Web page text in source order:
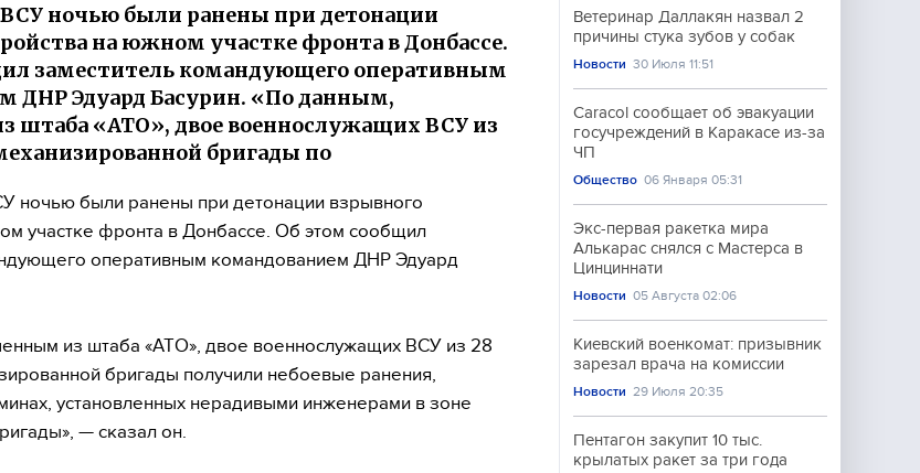
ВСУ ночью были ранены при детонации
на южном участке фронта в Донбассе.
заместитель командующего оперативным
ДНР Эдуард Басурин. «По данным,
штаба «АТО», двое военнослужащих ВСУ из
бригады по
ночью были ранены при детонации взрывного
участке фронта в Донбассе. Об этом сообщил
оперативным командованием ДНР Эдуард
из штаба «АТО», двое военнослужащих ВСУ из 28
бригады получили небоевые ранения,
установленных нерадивыми инженерами в зоне
— сказал он.
Ветеринар Даллакян назвал 2
причины стука зубов у собак
Новости 30 Июля 11:51
Caracol сообщает об эвакуации
госучреждений в Каракасе из-за
ЧП
Общество 06 Января 05:31
Экс-первая ракетка мира
Алькарас снялся с Мастерса в
Цинциннати
Новости 05 Августа 02:06
Киевский военкомат: призывник
зарезал врача на комиссии
Новости 29 Июля 20:35
Пентагон закупит 10 тыс.
крылатых ракет за три года